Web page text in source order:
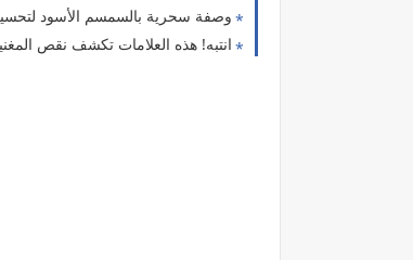
وصفة سحرية بالسمسم الأسود
انتبه! هذه العلامات تكشف نقص